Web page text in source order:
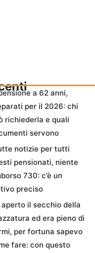
a 62 anni,
per il 2026: chi
richiederla e quali
servono
notizie per tutti
pensionati, niente
730: c’è un
preciso
aperto il secchio della
ed era pieno di
per fortuna sapevo
fare: con questo